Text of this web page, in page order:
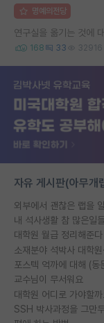
명예의전당
연구실을 옮기는 것에
168 33 32916
자유 게시판(아무개
외부에서 괜찮은 랩을
내 석사생활 참 많은일
대학원 월급 정리해준
소재분야 석박사 대학
교수님이 무서워요
대학원 어디로 가야할